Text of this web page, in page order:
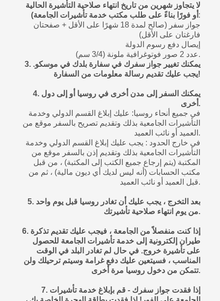
لا يتجاوز شهرين من تاريخ انتهاء صلاحية التأشيرة الحالية
أو فورًا بناءً على طلب مكتب خدمة تأشيرات الجامعة) :
جواز سفر (صالح لمدة 18 شهرًا على الأقل + صفحتان
فارغتان على الأقل)
إيصال دفع رسوم الدولة
عدد 2 صور فوتوغرافية ملونة (3/4 سم).
3. يمكنك تغيير جواز سفرك في سفارة بلدك في موسكو.
يجب عليك تقديم رسالة معلومات من السفارة!
4. يمكنك السفر إلى مدن أخرى في روسيا أو إلى دول
أخرى.
في جميع أنحاء روسيا: عليك إبلاغ القسم الدولي وخدمة
التأشيرات الجامعية بذلك وتقديم تصريح بالسفر موقع من
العميد أو نائب العميد.
في خارج الحدود : يجب عليك إبلاغ القسم الدولي وخدمة
التأشيرات الجامعية بذلك وتقديم إذن بالسفر موقع من
المكتبة (يتم إرجاع جميع الكتب إلى المكتبة) ، من قبل
مكتب الحسابات (أنه ليس لديك أي ديون مالية) ، ثم من
قبل العميد أو نائب العميد.
5. بعد التخرج ، يجب عليك أن تغادر روسيا قبل يوم واحد
من يوم انتهاء صلاحية تأشيرتك.
6. إذا كنت منفصلاً من الجامعة ، فيجب عليك تقديم تذكرة
طيران إلكترونية إلى خدمة تأشيرات الجامعة للحصول
على تأشيرة خروج. في حال لم تغادر البلد في الوقت
المناسب ، فسيتعين عليك دفع غرامة وسيتم ترحيلك ولن
تتمكن من دخول روسيا مرة أخرى.
7. إذا فقدت جواز سفرك - قم بإبلاغ خدمة تأشيرات